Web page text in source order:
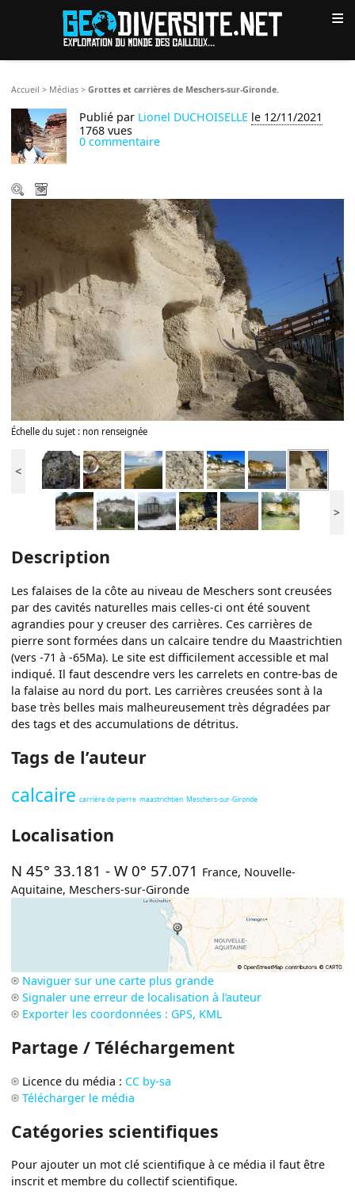
≡
Accueil > Médias >Grottes et carrières de Meschers-sur-Gironde.
Publié par Lionel DUCHOISELLE le 12/11/2021
1768 vues
0 commentaire
Échelle du sujet : non renseignée
<
>
Description
Les falaises de la côte au niveau de Meschers sont creusées
par des cavités naturelles mais celles-ci ont été souvent
agrandies pour y creuser des carrières. Ces carrières de
pierre sont formées dans un calcaire tendre du Maastrichtien
(vers -71 à -65Ma). Le site est difficilement accessible et mal
indiqué. Il faut descendre vers les carrelets en contre-bas de
la falaise au nord du port. Les carrières creusées sont à la
base très belles mais malheureusement très dégradées par
des tags et des accumulations de détritus.
Tags de l’auteur
calcaire carrière de pierre maastrichtien Meschers-sur-Gironde
Localisation
N 45° 33.181 -W 0° 57.071 France, Nouvelle-
Aquitaine, Meschers-sur-Gironde
Naviguer sur une carte plus grande
Signaler une erreur de localisation à l’auteur
Exporter les coordonnées : GPS, KML
Partage / Téléchargement
Licence du média : CC by-sa
Télécharger le média
Catégories scientifiques
Pour ajouter un mot clé scientifique à ce média il faut être
inscrit et membre du collectif scientifique.